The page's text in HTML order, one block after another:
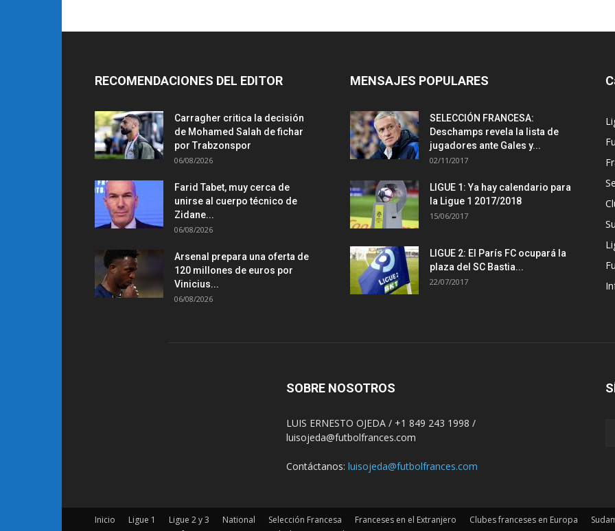
RECOMENDACIONES DEL EDITOR
Carragher critica la decisión
de Mohamed Salah de fichar
por Trabzonspor
06/08/2026
Farid Tabet, muy cerca de
unirse al cuerpo técnico de
Zidane...
06/08/2026
Arsenal prepara una oferta de
120 millones de euros por
Vinicius...
06/08/2026
MENSAJES POPULARES
SELECCIÓN FRANCESA:
Deschamps revela la lista de
jugadores ante Gales y...
02/11/2017
LIGUE 1: Ya hay calendario para
la Ligue 1 2017/2018
15/06/2017
LIGUE 2: El París FC ocupará la
plaza del SC Bastia...
22/07/2017
SOBRE NOSOTROS
LUIS ERNESTO OJEDA / +1 849 243 1998 /
luisojeda@futbolfrances.com
Contáctanos: luisojeda@futbolfrances.com
Inicio Ligue 1 Ligue 2 y 3 National Selección Francesa Franceses en el Extranjero Clubes franceses en Europa